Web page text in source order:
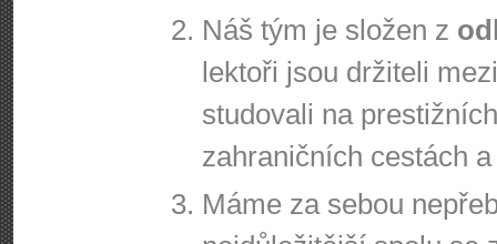
Náš tým je složen z
lektoři jsou držiteli
studovali na
zahraničních cestách
Máme za sebou